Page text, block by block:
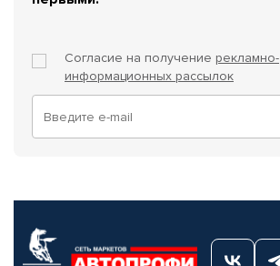
Согласие на получение рекламно-
информационных рассылок